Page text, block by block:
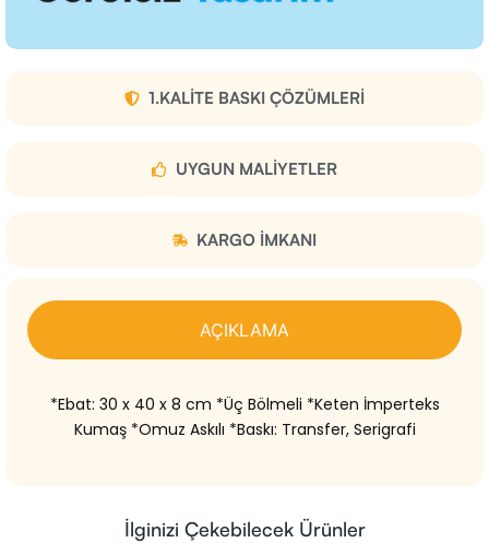
1.KALITE BASKI ÇÖZÜMLERI
UYGUN MALIYETLER
KARGO IMKANI
AÇIKLAMA
*Ebat: 30 x 40 x 8 cm *Üç Bölmeli *Keten İmperteks
Kumaş *Omuz Askılı *Baskı: Transfer, Serigrafi
İlginizi Çekebilecek Ürünler